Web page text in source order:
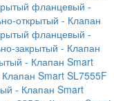
фланцевый -
открытый - Клапан
фланцевый -
закрытый - Клапан
- Клапан Smart
Smart SL7555F
- Клапан Smart